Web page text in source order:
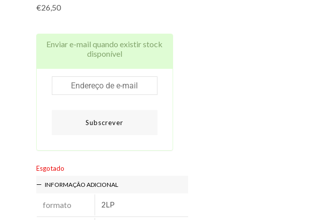
€26,50
Enviar e-mail quando existir stock
disponível
Subscrever
Esgotado
INFORMAÇÃO ADICIONAL
formato 2LP